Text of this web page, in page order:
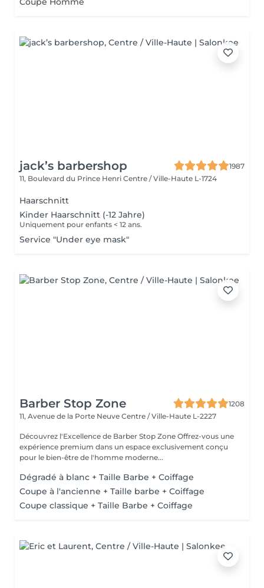
jack’s barbershop
1987
11, Boulevard du Prince Henri Centre / Ville-Haute L-1724
Haarschnitt
Kinder Haarschnitt (-12 Jahre)
Uniquement pour enfants < 12 ans.
Service "Under eye mask"
Barber Stop Zone
1208
11, Avenue de la Porte Neuve Centre / Ville-Haute L-2227
Découvrez l'Excellence de Barber Stop Zone Offrez-vous une
expérience premium dans un espace exclusivement conçu
pour le bien-être de l'homme moderne...
Dégradé à blanc + Taille Barbe + Coiffage
Coupe à l'ancienne + Taille barbe + Coiffage
Coupe classique + Taille Barbe + Coiffage